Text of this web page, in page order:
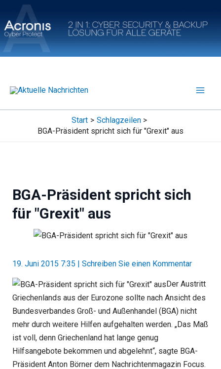
Inhalt
springen
Start
Schlagzeilen
BGA-Präsident spricht sich für "Grexit" aus
BGA-Präsident spricht sich
für "Grexit" aus
19. Juni 2015 7:35 | Schreiben Sie einen Kommentar
Der Austritt
Griechenlands aus der Eurozone sollte nach Ansicht des
Bundesverbandes Groß- und Außenhandel (BGA) nicht
mehr durch weitere Hilfen aufgehalten werden. „Das Maß
ist voll, denn Griechenland hat lange genug
Hilfsangebote bekommen und abgelehnt“, sagte BGA-
Präsident Anton Börner dem Nachrichtenmagazin Focus.